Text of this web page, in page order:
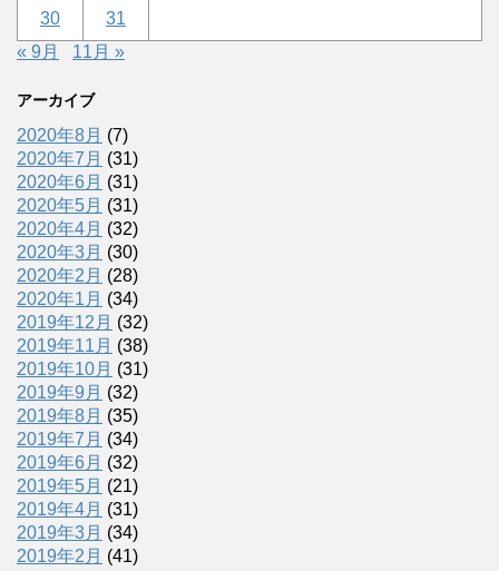
30
31
« 9月
11月 »
アーカイブ
2020年8月 (7)
2020年7月 (31)
2020年6月 (31)
2020年5月 (31)
2020年4月 (32)
2020年3月 (30)
2020年2月 (28)
2020年1月 (34)
2019年12月 (32)
2019年11月 (38)
2019年10月 (31)
2019年9月 (32)
2019年8月 (35)
2019年7月 (34)
2019年6月 (32)
2019年5月 (21)
2019年4月 (31)
2019年3月 (34)
2019年2月 (41)